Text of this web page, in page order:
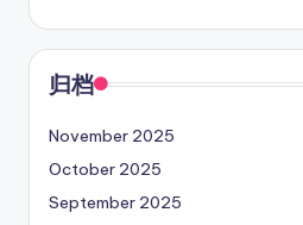
归档
November 2025
October 2025
September 2025